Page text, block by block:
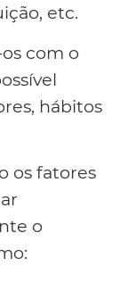
etc.
com o
hábitos
os fatores
o